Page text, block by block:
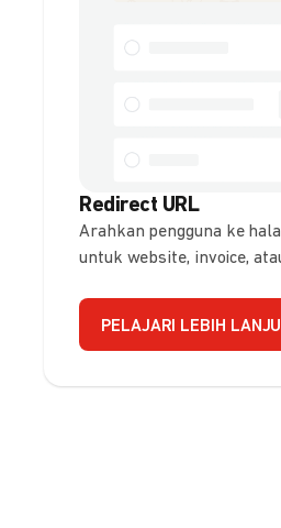
Redirect URL
Arahkan pengguna ke
untuk website, invoice,
PELAJARI LEBIH